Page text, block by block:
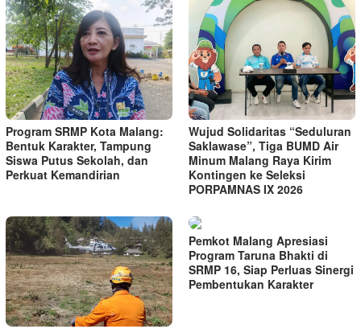
Program SRMP Kota Malang:
Bentuk Karakter, Tampung
Siswa Putus Sekolah, dan
Perkuat Kemandirian
Wujud Solidaritas “Seduluran
Saklawase”, Tiga BUMD Air
Minum Malang Raya Kirim
Kontingen ke Seleksi
PORPAMNAS IX 2026
Pemkot Malang Apresiasi
Program Taruna Bhakti di
SRMP 16, Siap Perluas Sinergi
Pembentukan Karakter